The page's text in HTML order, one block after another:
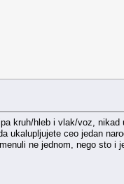
kruh/hleb i vlak/voz,
ukalupljujete ceo jedan
ne jednom, nego sto i